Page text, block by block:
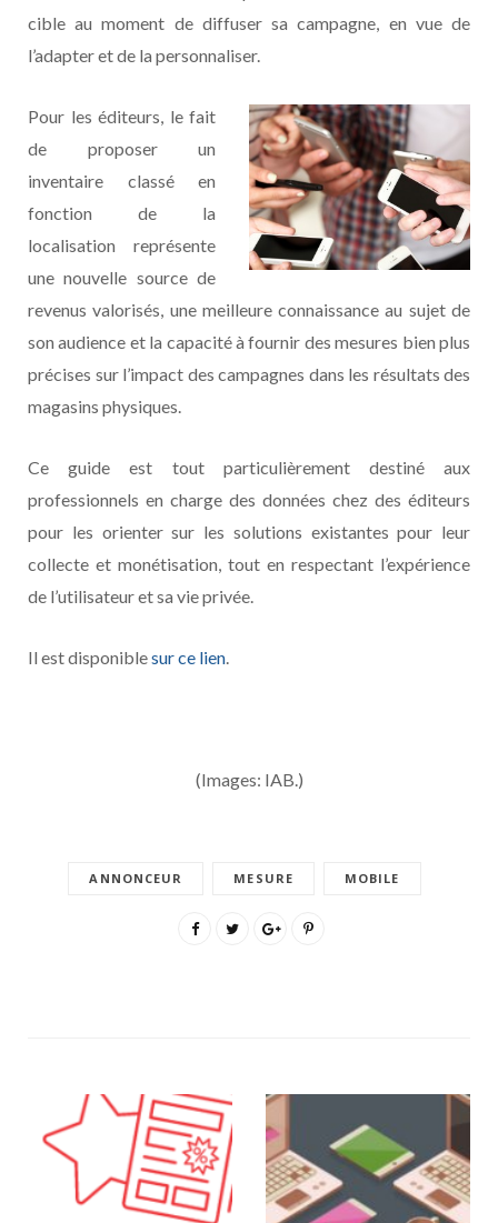
cible au moment de diffuser sa campagne, en vue de
l’adapter et de la personnaliser.
Pour les éditeurs, le fait
de proposer un
inventaire classé en
fonction de la
localisation représente
une nouvelle source de
revenus valorisés, une meilleure connaissance au sujet de
son audience et la capacité à fournir des mesures bien plus
précises sur l’impact des campagnes dans les résultats des
magasins physiques.
Ce guide est tout particulièrement destiné aux
professionnels en charge des données chez des éditeurs
pour les orienter sur les solutions existantes pour leur
collecte et monétisation, tout en respectant l’expérience
de l’utilisateur et sa vie privée.
Il est disponiblesur ce lien.
(Images: IAB.)
ANNONCEUR MESURE MOBILE